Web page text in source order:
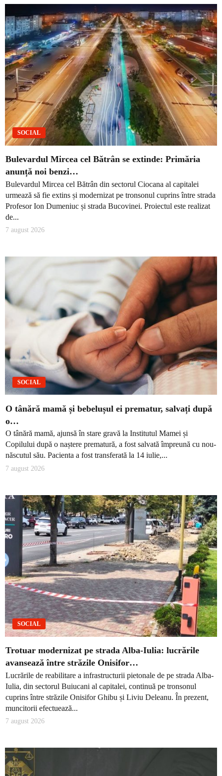
SOCIAL
Bulevardul Mircea cel Bătrân se extinde: Primăria
anunță noi benzi…
Bulevardul Mircea cel Bătrân din sectorul Ciocana al capitalei
urmează să fie extins și modernizat pe tronsonul cuprins între strada
Profesor Ion Dumeniuc și strada Bucovinei. Proiectul este realizat
de...
7 august 2026
SOCIAL
O tânără mamă și bebelușul ei prematur, salvați după
o…
O tânără mamă, ajunsă în stare gravă la Institutul Mamei și
Copilului după o naștere prematură, a fost salvată împreună cu nou-
născutul său. Pacienta a fost transferată la 14 iulie,...
7 august 2026
SOCIAL
Trotuar modernizat pe strada Alba-Iulia: lucrările
avansează între străzile Onisifor…
Lucrările de reabilitare a infrastructurii pietonale de pe strada Alba-
Iulia, din sectorul Buiucani al capitalei, continuă pe tronsonul
cuprins între străzile Onisifor Ghibu și Liviu Deleanu. În prezent,
muncitorii efectuează...
7 august 2026